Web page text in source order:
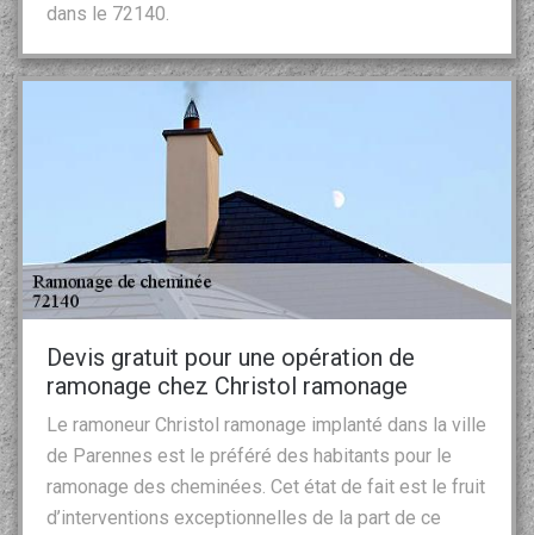
dans le 72140.
Devis gratuit pour une opération de
ramonage chez Christol ramonage
Le ramoneur Christol ramonage implanté dans la ville
de Parennes est le préféré des habitants pour le
ramonage des cheminées. Cet état de fait est le fruit
d’interventions exceptionnelles de la part de ce